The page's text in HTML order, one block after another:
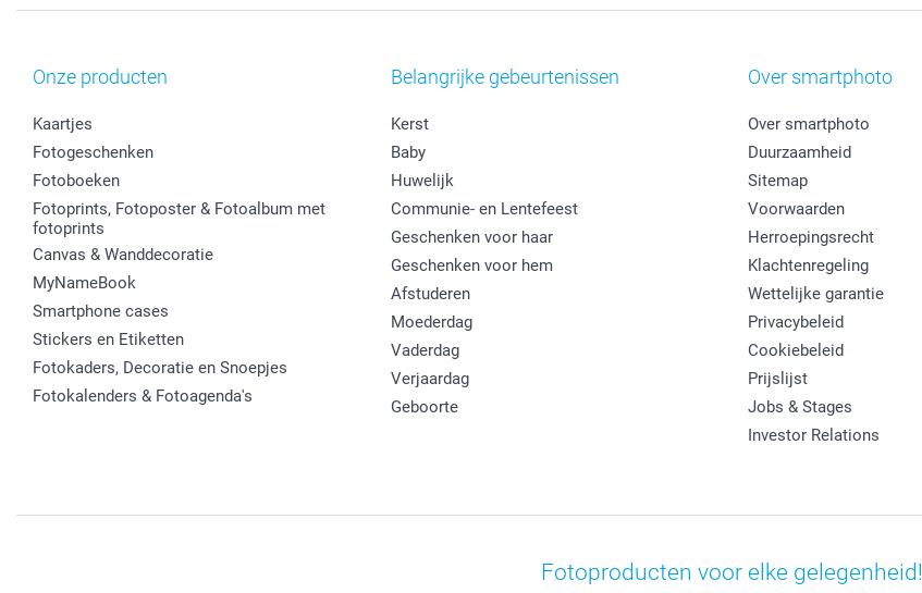
Onze producten
Kaartjes
Fotogeschenken
Fotoboeken
Fotoprints, Fotoposter & Fotoalbum met
fotoprints
Canvas & Wanddecoratie
MyNameBook
Smartphone cases
Stickers en Etiketten
Fotokaders, Decoratie en Snoepjes
Fotokalenders & Fotoagenda's
Belangrijke gebeurtenissen
Kerst
Baby
Huwelijk
Communie- en Lentefeest
Geschenken voor haar
Geschenken voor hem
Afstuderen
Moederdag
Vaderdag
Verjaardag
Geboorte
Over smartphoto
Over smartphoto
Duurzaamheid
Sitemap
Voorwaarden
Herroepingsrecht
Klachtenregeling
Wettelijke garantie
Privacybeleid
Cookiebeleid
Prijslijst
Jobs & Stages
Investor Relations
Fotoproducten voor elke gelegenheid!